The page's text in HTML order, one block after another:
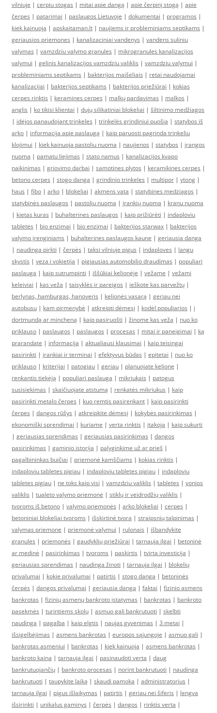
vilniuje | cerpiu stogas | mitai apie dangą | apie čerpinį stogą | apie
čerpes | patarimai | paslaugos Lietuvoje | dokumentai | programos |
kiek kainuoja | apskaitaman.lt | naujiems ir probleminiams septikams |
geriausios priemones | kanalizaciniai vandenys | vandens suliniu
valymas | vamzdziu valymo granules | mikrogranules kanalizacijos
valymui | gelinis kanalizacijos vamzdziu valiklis | vamzdziu valymui |
probleminiams septikams | bakterijos maišeliais | retai naudojamai
kanalizacijai | bakterijos septikams | bakterijos priežiūrai | kokias
cerpes rinktis | keramines cerpes | malkų pardavimas | malkos |
anglis | ko tikisi klientai | dujų silikatiniai blokeliai | šiltinimo medžiagos
| idėjos panaudojant trinkeles | trinkelės grindiniui puošia | statybos iš
arko | informacija apie paslaugą | kaip paruosti pagrinda trinkeliu
klojimui | kiek kainuoja pastoliu nuoma | naujienos | statybos | įrangos
nuoma | pamatu liejimas | stato namus | kanalizacijos kvapo
naikinimas | griovimo darbai | samotines plytos | keramikines cerpes |
betono cerpes | stogo danga | grindinio trinkeles | multipor | ytong |
haus | fibo | arko | blokeliai | akmens vata | statybines medziagos |
statybinės paslaugos | pastoliu nuoma | įrankių nuoma | kranu nuoma
| kietas kuras | buhalterines paslaugos | kaip prižiūrėti | indaploviu
tabletes | bio enzimai | bio enzimai | bakterijos starwax | bakterijos
valymo įrenginiams | buhalterines paslaugos kaune | geriausia danga
| naudinga pirkti | čerpės | taksi vilniuje pigus | indaploves | langu
skystis | veza i vokietija | pigiausias automobilio draudimas | populiari
paslauga | kaip sutrumpinti | iššūkiai kelionėje | vežame | vežami
keleiviai | kas veža | taisyklės ir pareigos | ieškote kas parvežtų |
berlynas, hamburgas, hanoveris | kelionės vasarą | geriau nei
autobusu | kam pirmenybė | atkreipti dėmesį | kodėl populiarios | į
dortmundą ar mincheną | kaip pasiruošti | žinome kas veža | nuo ko
priklauso | paslaugos | paslaugos | procesas | mitai ir paneigimai | ką
prarandate | informacija | aktualiausi klausimai | kaip teisingai
pasirinkti | įrankiai ir terminai | efektyvus būdas | epitetai | nuo ko
priklauso | kriterijai | patogiau | geriau | planuojate kelionę |
renkantis tiekėją | populiari paslauga | mikriukais | patogus
susisiekimas | skaičiuojate atstumą | renkatės mikriukus | kaip
pasirinkti metalo čerpes | kuo remtis pasirenkant | kaip pasirinkti
čerpes | dangos rūšys | atkreipkite dėmesį | kokybės pasirinkimas |
ekonomiški sprendimai | kuriame | verta rinktis | įtakoja | kaip sukurti
| geriausias sprendimas | geriausias pasirinkimas | dangos
pasirinkimas | gaminio istorija | palyginkime už ar prieš |
pagalbininkas buičiai | priemonė kamščiams | kokias rinktis |
indaploviu tabletes pigiau | indaploviu tabletes pigiau | indaploviu
tabletes pigiau | ne toks kaip visi | vamzdziu valiklis | tabletes | vonios
valiklis | tualeto valymo priemonė | stiklų ir veidrodžių valiklis |
tvoroms iš betono | valymo priemonės | arko blokeliai | cerpes |
betoniniai blokeliai tvoroms | išskirtinė tvora | straipsnių talpinimas |
valymas priemone | priemonė valymui | rulonais | išbandykite
granules | priemonės | gaudyklių priežiūrai | tarnauja ilgai | betoninė
ar medinė | pasirinkimas | tvoroms | paskirtis | tvirta investicija |
geriausias sprendimas | naudinga žinoti | tarnauja ilgai | blokelių
privalumai | kokie privalumai | patirtis | stogo danga | betoninės
čerpės | dangos privalumai | geriausia danga | faktai | fizinio asmens
bankrotas | fizinių asmenų bankroto įstatymas | bankrotas | bankroto
pasekmės | turintiems skolų | asmuo gali bankrutuoti | skelbti
naudinga | pagalba | kaip elgtis | naujas gyvenimas | 3 metai |
išsigelbėjimas | asmens bankrotas | europos sąjungoje | asmuo gali |
bankrotas asmeniui | bankrotas | kiek kainuoja | asmens bankrotas |
bankroto kaina | tarnauja ilgai | pasinaudoti verta | daug
bankrutuojančių | bankroto procesas | norint bankrutuoti | naudinga
bankrutuoti | taupykite laiką | skaudi pamoka | administratorius |
tarnauja ilgai | pigus išlaikymas | patirtis | geriau nei šiferis | lengva
išsirinkti | unikalus gaminys | čerpės | dangos | rinktis verta |